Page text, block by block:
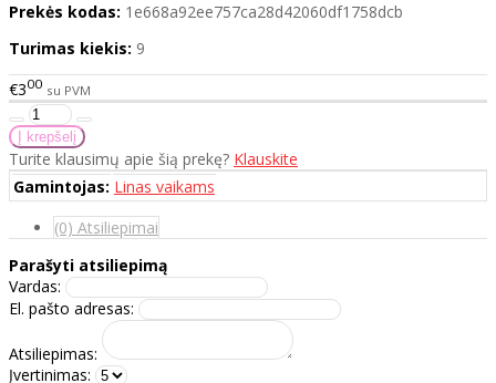
Prekės kodas: 1e668a92ee757ca28d42060df1758dcb
Turimas kiekis: 9
€300 su PVM
Turite klausimų apie šią prekę? Klauskite
Gamintojas: Linas vaikams
(0) Atsiliepimai
Parašyti atsiliepimą
Vardas:
El. pašto adresas:
Atsiliepimas:
Įvertinimas: